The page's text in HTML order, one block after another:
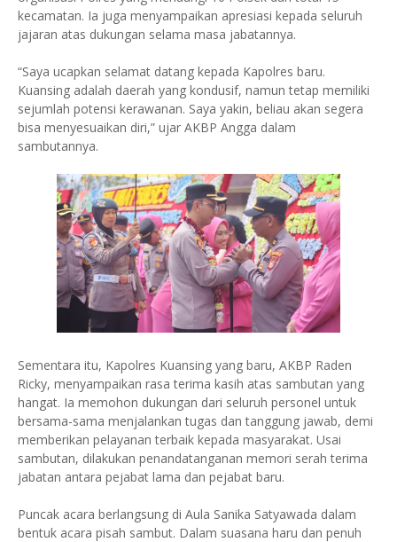
kecamatan. Ia juga menyampaikan apresiasi kepada seluruh
jajaran atas dukungan selama masa jabatannya.
“Saya ucapkan selamat datang kepada Kapolres baru.
Kuansing adalah daerah yang kondusif, namun tetap memiliki
sejumlah potensi kerawanan. Saya yakin, beliau akan segera
bisa menyesuaikan diri,” ujar AKBP Angga dalam
sambutannya.
Sementara itu, Kapolres Kuansing yang baru, AKBP Raden
Ricky, menyampaikan rasa terima kasih atas sambutan yang
hangat. Ia memohon dukungan dari seluruh personel untuk
bersama-sama menjalankan tugas dan tanggung jawab, demi
memberikan pelayanan terbaik kepada masyarakat. Usai
sambutan, dilakukan penandatanganan memori serah terima
jabatan antara pejabat lama dan pejabat baru.
Puncak acara berlangsung di Aula Sanika Satyawada dalam
bentuk acara pisah sambut. Dalam suasana haru dan penuh